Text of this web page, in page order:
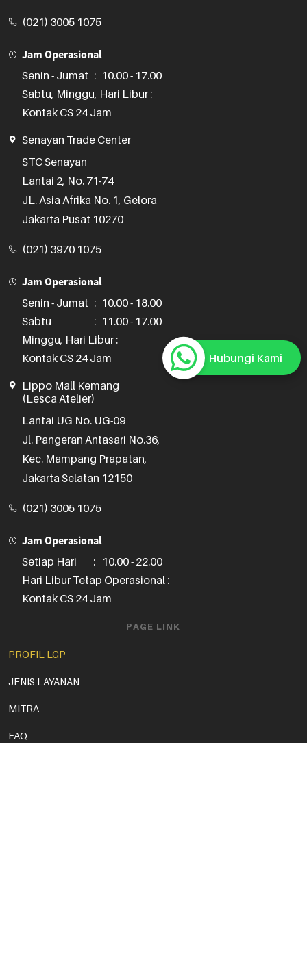
Hubungi Kami
Jam Operasional
Senin - Jumat : 10.00 - 17.00
Sabtu, Minggu, Hari Libur :
Kontak CS 24 Jam
(021) 3005 1075
Senayan Trade Center
STC Senayan
Lantai 2, No. 71-74
JL. Asia Afrika No. 1, Gelora
Jakarta Pusat 10270
Jam Operasional
Senin - Jumat : 10.00 - 18.00
Sabtu
: 11.00 - 17.00
Minggu, Hari Libur :
Kontak CS 24 Jam
(021) 3970 1075
Lippo Mall Kemang
(Lesca Atelier)
Lantai UG No. UG-09
Jl. Pangeran Antasari No.36,
Kec. Mampang Prapatan,
Jakarta Selatan 12150
Jam Operasional
Setiap Hari
: 10.00 - 22.00
Hari Libur Tetap Operasional :
Kontak CS 24 Jam
(021) 3005 1075
PAGE LINK
PROFIL LGP
JENIS LAYANAN
MITRA
FAQ